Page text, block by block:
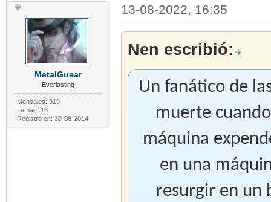
MetalGuear
Everlasting
Mensajes: 919
Temas: 13
Registro en: 30-08-2014
13-08-2022, 16:35
Nen escribió:
Un fanático de
muerte
máquina
en una
resurgir en un